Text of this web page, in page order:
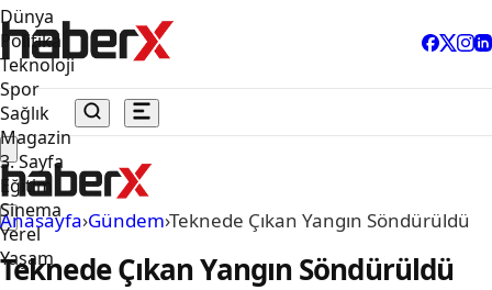
Dünya
Politika
Teknoloji
Spor
Sağlık
Magazin
3. Sayfa
Eğitim
Sinema
Yerel
Yaşam
Anasayfa›Gündem›Teknede Çıkan Yangın Söndürüldü
Teknede Çıkan Yangın Söndürüldü